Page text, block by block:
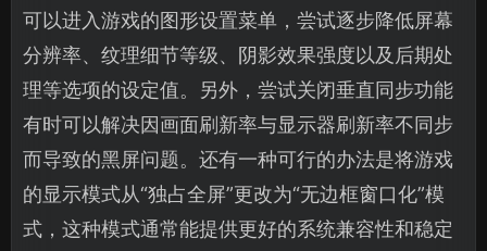
可以进入游戏的图形设置菜单，尝试逐步降低屏幕
分辨率、纹理细节等级、阴影效果强度以及后期处
理等选项的设定值。另外，尝试关闭垂直同步功能
有时可以解决因画面刷新率与显示器刷新率不同步
而导致的黑屏问题。还有一种可行的办法是将游戏
的显示模式从“独占全屏”更改为“无边框窗口化”模
式，这种模式通常能提供更好的系统兼容性和稳定